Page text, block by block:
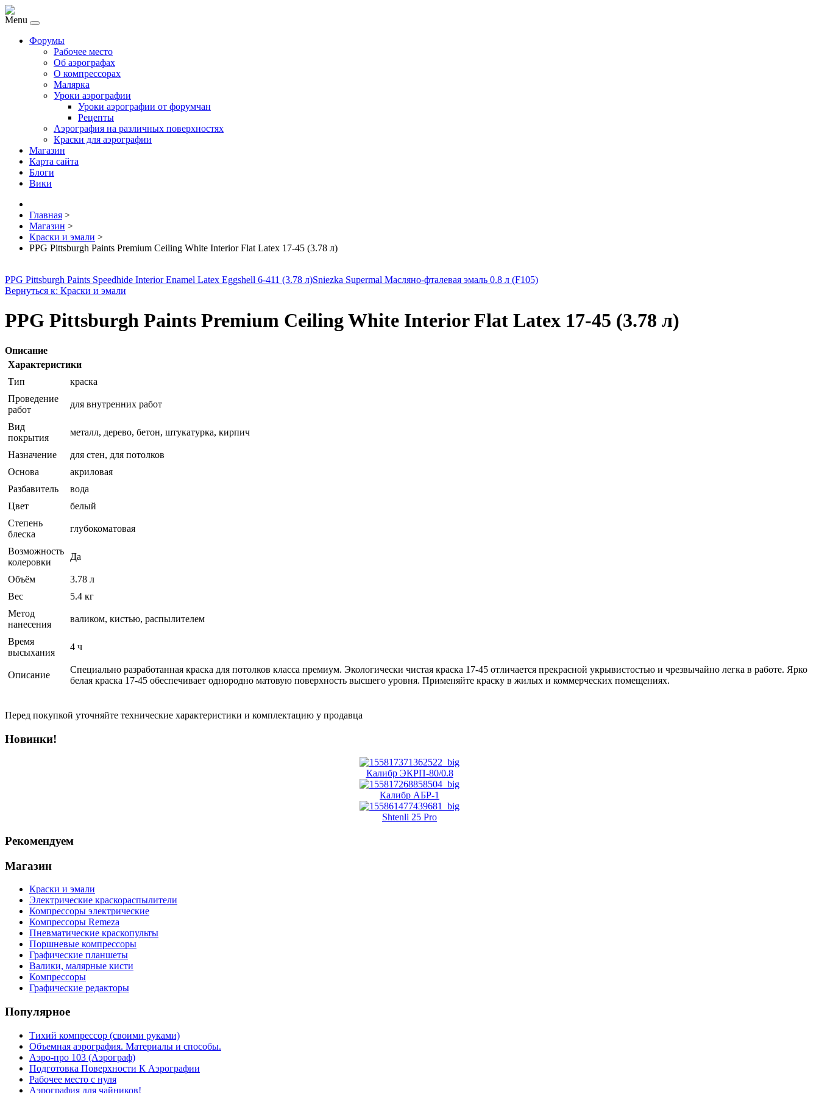
Menu
Форумы
Рабочее место
Об аэрографах
О компрессорах
Малярка
Уроки аэрографии
Уроки аэрографии от форумчан
Рецепты
Аэрография на различных поверхностях
Краски для аэрографии
Магазин
Карта сайта
Блоги
Вики
Главная >
Магазин >
Краски и эмали >
PPG Pittsburgh Paints Premium Ceiling White Interior Flat Latex 17-45 (3.78 л)
PPG Pittsburgh Paints Speedhide Interior Enamel Latex Eggshell 6-411 (3.78 л)Sniezka Supermal Масляно-фталевая эмаль 0.8 л (F105)
Вернуться к: Краски и эмали
PPG Pittsburgh Paints Premium Ceiling White Interior Flat Latex 17-45 (3.78 л)
Описание
Характеристики
Тип
краска
Проведение
работ
для внутренних работ
Вид
покрытия
металл, дерево, бетон, штукатурка, кирпич
Назначение
для стен, для потолков
Основа
акриловая
Разбавитель
вода
Цвет
белый
Степень
блеска
глубокоматовая
Возможность
колеровки
Да
Объём
3.78 л
Вес
5.4 кг
Метод
нанесения
валиком, кистью, распылителем
Время
высыхания
4 ч
Описание
Специально разработанная краска для потолков класса премиум. Экологически чистая краска 17-45 отличается прекрасной укрывистостью и чрезвычайно легка в работе. Ярко
белая краска 17-45 обеспечивает однородно матовую поверхность высшего уровня. Применяйте краску в жилых и коммерческих помещениях.
Перед покупкой уточняйте технические характеристики и комплектацию у продавца
Новинки!
Калибр ЭКРП-80/0.8
Калибр АБР-1
Shtenli 25 Pro
Рекомендуем
Магазин
Краски и эмали
Электрические краскораспылители
Компрессоры электрические
Компрессоры Remeza
Пневматические краскопульты
Поршневые компрессоры
Графические планшеты
Валики, малярные кисти
Компрессоры
Графические редакторы
Популярное
Тихий компрессор (своими руками)
Объемная аэрография. Материалы и способы.
Аэро-про 103 (Аэрограф)
Подготовка Поверхности К Аэрографии
Рабочее место с нуля
Аэрография для чайников!